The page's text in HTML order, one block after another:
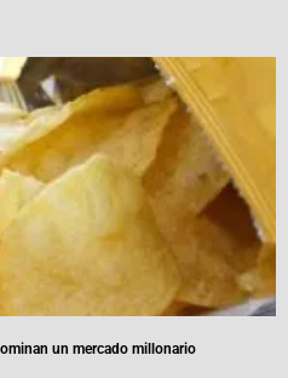
un mercado millonario